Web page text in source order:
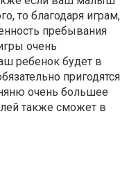
то благодаря играм,
пребывания
очень
ребенок будет в
пригодятся
очень большее
также сможет в